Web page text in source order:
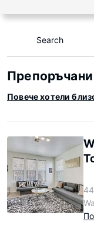
Search
Повече хотели